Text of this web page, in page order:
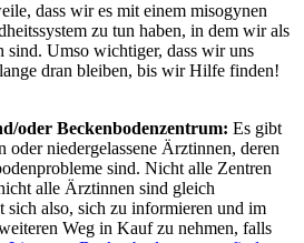
dass wir es mit einem misogynen
zu tun haben, in dem wir als
sind. Umso wichtiger, dass wir uns
dran bleiben, bis wir Hilfe finden!
oder Beckenbodenzentrum: Es gibt
oder niedergelassene Ärztinnen, deren
sind. Nicht alle Zentren
alle Ärztinnen sind gleich
sich also, sich zu informieren und im
Weg in Kauf zu nehmen, falls